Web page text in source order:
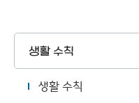
생활 수칙
생활 수칙